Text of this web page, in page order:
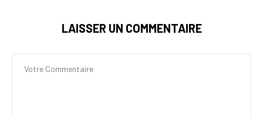
LAISSER UN COMMENTAIRE